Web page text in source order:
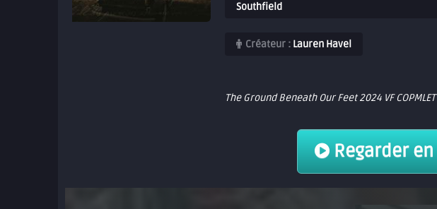
Southfield
Créateur : Lauren Havel
The Ground Beneath Our Feet 2024 VF COPMLET
Regarder en